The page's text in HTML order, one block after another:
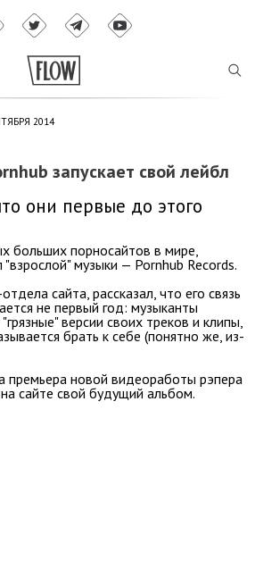
2014
запускает свой лейбл
они первые до этого
больших порносайтов в мире,
музыки — Pornhub Records.
сайта, рассказал, что его связь
не первый год: музыканты
версии своих треков и клипы,
брать к себе (понятно же, из-
премьера новой видеоработы рэпера
сайте свой будущий альбом.